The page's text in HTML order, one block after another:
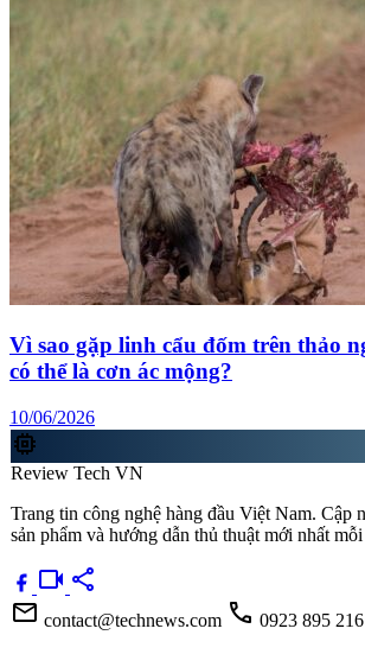
Vì sao gặp linh cẩu đốm trên thảo
có thể là cơn ác mộng?
10/06/2026
memory
Review Tech VN
Trang tin công nghệ hàng đầu Việt Nam. Cập
sản phẩm và hướng dẫn thủ thuật mới nhất mỗi
videocam share
mail contact@technews.com call 0923 895 216